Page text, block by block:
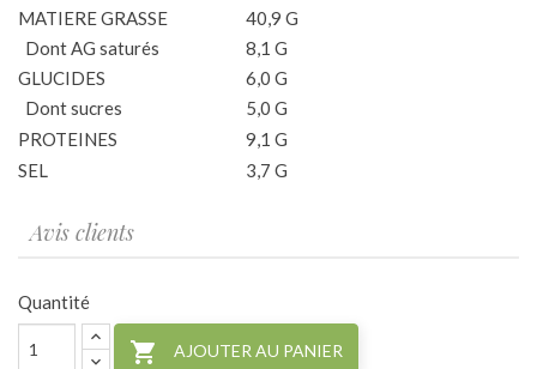
MATIERE GRASSE
40,9 G
Dont AG saturés
8,1 G
GLUCIDES
6,0 G
Dont sucres
5,0 G
PROTEINES
9,1 G
SEL
3,7 G
Avis clients
Quantité
 AJOUTER AU PANIER